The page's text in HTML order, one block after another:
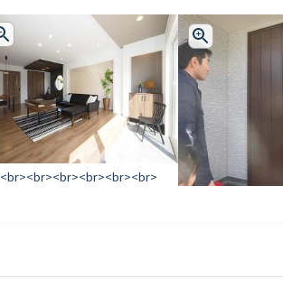
<br><br><br><br><br><br>